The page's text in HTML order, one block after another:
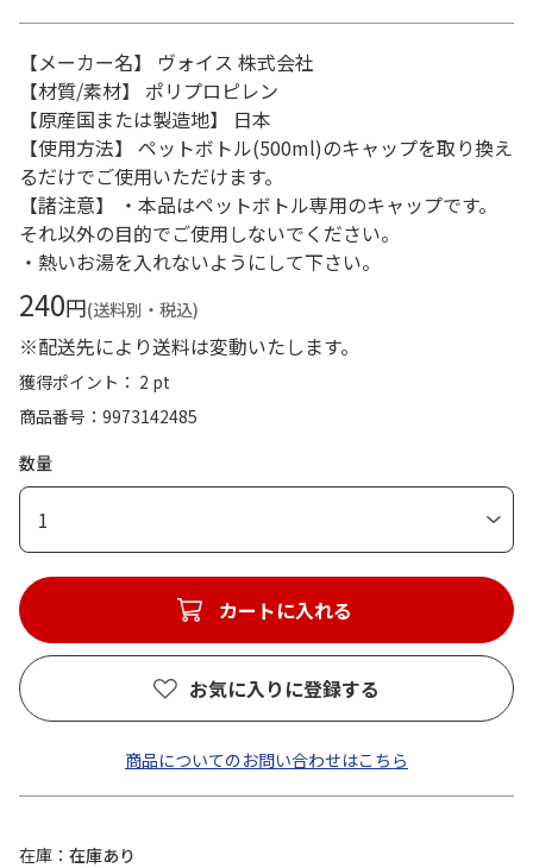
【メーカー名】 ヴォイス 株式会社
【材質/素材】 ポリプロピレン
【原産国または製造地】 日本
【使用方法】 ペットボトル(500ml)のキャップを取り換え
るだけでご使用いただけます。
【諸注意】 ・本品はペットボトル専用のキャップです。
それ以外の目的でご使用しないでください。
・熱いお湯を入れないようにして下さい。
240円(送料別・税込)
※配送先により送料は変動いたします。
獲得ポイント： 2 pt
商品番号
9973142485
数量
1
カートに入れる
お気に入りに登録する
商品についてのお問い合わせはこちら
在庫
在庫あり